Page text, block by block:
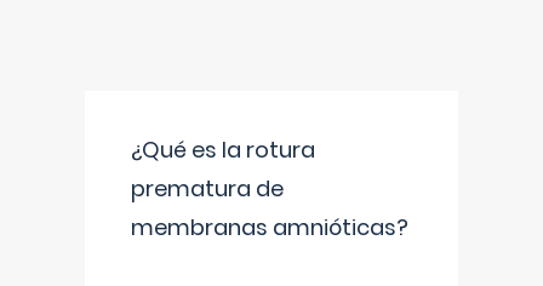
¿Qué es la rotura
prematura de
membranas amnióticas?